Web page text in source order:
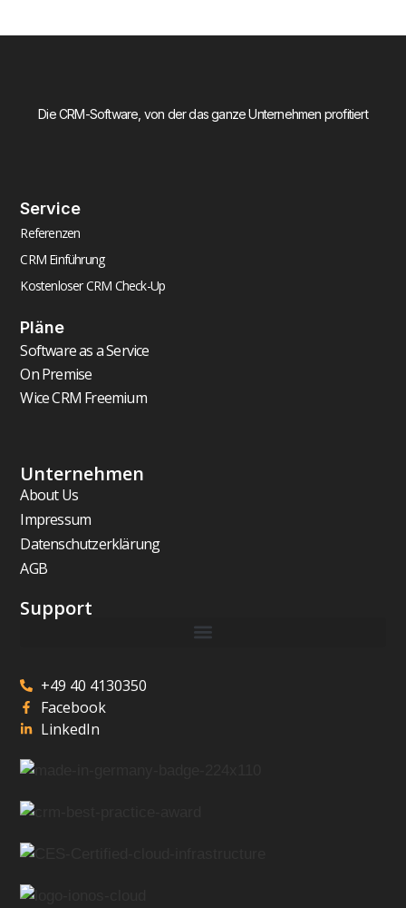
Die CRM-Software, von der das ganze Unternehmen profitiert
Service
Referenzen
CRM Einführung
Kostenloser CRM Check-Up
Pläne
Software as a Service
On Premise
Wice CRM Freemium
Unternehmen
About Us
Impressum
Datenschutzerklärung
AGB
Support
+49 40 4130350
Facebook
LinkedIn